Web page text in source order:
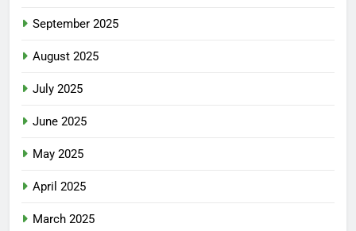
September 2025
August 2025
July 2025
June 2025
May 2025
April 2025
March 2025